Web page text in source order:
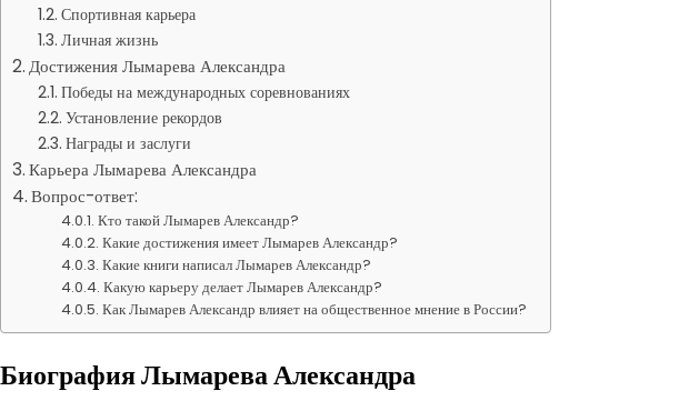
Спортивная карьера
Личная жизнь
Достижения Лымарева Александра
Победы на международных соревнованиях
Установление рекордов
Награды и заслуги
Карьера Лымарева Александра
Вопрос-ответ:
Кто такой Лымарев Александр?
Какие достижения имеет Лымарев Александр?
Какие книги написал Лымарев Александр?
Какую карьеру делает Лымарев Александр?
Как Лымарев Александр влияет на общественное мнение в России?
Биография Лымарева Александра